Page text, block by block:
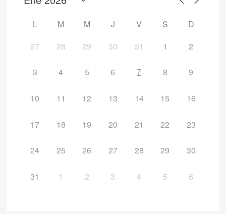
L M M J V S
D
27
28 29 30 31 1 2
3 4 5 6 7 8 9
10 11 12 13 14 15 16
17 18 19 20 21 22 23
24 25 26 27 28 29 30
31 1 2 3 4 5 6